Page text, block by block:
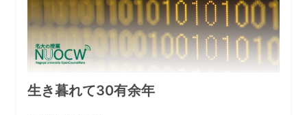
生き暮れて30有余年